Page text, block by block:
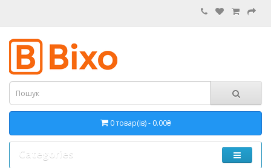
0 товар(ів) - 0.00₴
Categories